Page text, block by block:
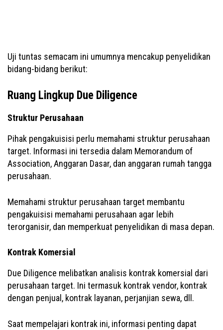
Uji tuntas semacam ini umumnya mencakup penyelidikan
bidang-bidang berikut:
Ruang Lingkup Due Diligence
Struktur Perusahaan
Pihak pengakuisisi perlu memahami struktur perusahaan
target. Informasi ini tersedia dalam Memorandum of
Association, Anggaran Dasar, dan anggaran rumah tangga
perusahaan.
Memahami struktur perusahaan target membantu
pengakuisisi memahami perusahaan agar lebih
terorganisir, dan memperkuat penyelidikan di masa depan.
Kontrak Komersial
Due Diligence melibatkan analisis kontrak komersial dari
perusahaan target. Ini termasuk kontrak vendor, kontrak
dengan penjual, kontrak layanan, perjanjian sewa, dll.
Saat mempelajari kontrak ini, informasi penting dapat